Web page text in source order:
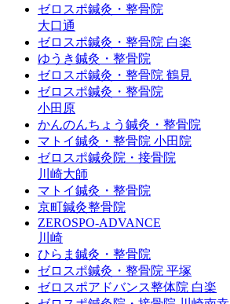
ゼロスポ鍼灸・整骨院
大口通
ゼロスポ鍼灸・整骨院 白楽
ゆうき鍼灸・整骨院
ゼロスポ鍼灸・整骨院 鶴見
ゼロスポ鍼灸・整骨院
小田原
かんのんちょう鍼灸・整骨院
マトイ鍼灸・整骨院 小田院
ゼロスポ鍼灸院・接骨院
川崎大師
マトイ鍼灸・整骨院
京町鍼灸整骨院
ZEROSPO-ADVANCE
川崎
ひらま鍼灸・整骨院
ゼロスポ鍼灸・整骨院 平塚
ゼロスポアドバンス整体院 白楽